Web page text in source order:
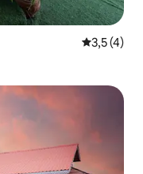
3,5 de
3,5 (4)